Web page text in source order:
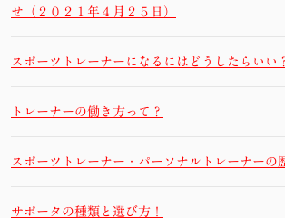
せ（２０２１年４月２５日）
スポーツトレーナーになるにはどうしたらいい
トレーナーの働き方って？
スポーツトレーナー・パーソナルトレーナーの
サポータの種類と選び方！